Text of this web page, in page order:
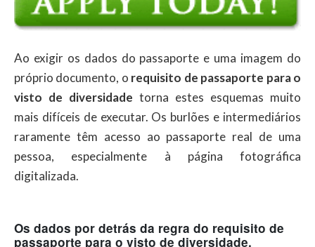
Ao exigir os dados do passaporte e uma imagem do
próprio documento, o requisito de passaporte para o
visto de diversidade torna estes esquemas muito
mais difíceis de executar. Os burlões e intermediários
raramente têm acesso ao passaporte real de uma
pessoa, especialmente à página fotográfica
digitalizada.
Os dados por detrás da regra do requisito de
passaporte para o visto de diversidade.